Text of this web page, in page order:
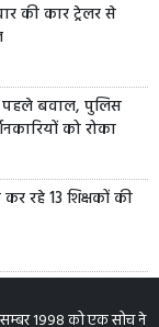
की कार ट्रेलर से
पहले बवाल, पुलिस
को रोका
कर रहे 13 शिक्षकों की
1998 को एक सोच ने